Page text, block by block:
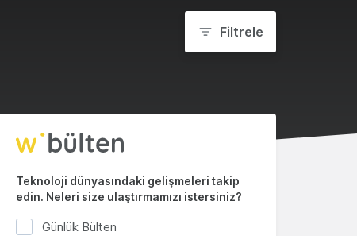
Filtrele
Teknoloji dünyasındaki gelişmeleri takip
edin. Neleri size ulaştırmamızı istersiniz?
Günlük Bülten